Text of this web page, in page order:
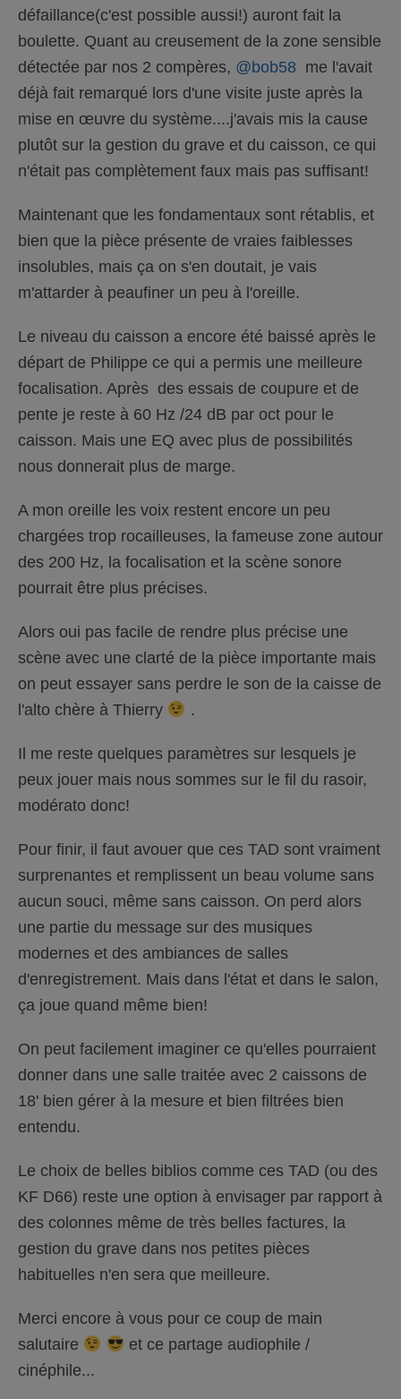
défaillance(c'est possible aussi!) auront fait la
boulette. Quant au creusement de la zone sensible
détectée par nos 2 compères, @bob58 me l'avait
déjà fait remarqué lors d'une visite juste après la
mise en œuvre du système....j'avais mis la cause
plutôt sur la gestion du grave et du caisson, ce qui
n'était pas complètement faux mais pas suffisant!
Maintenant que les fondamentaux sont rétablis, et
bien que la pièce présente de vraies faiblesses
insolubles, mais ça on s'en doutait, je vais
m'attarder à peaufiner un peu à l'oreille.
Le niveau du caisson a encore été baissé après le
départ de Philippe ce qui a permis une meilleure
focalisation. Après des essais de coupure et de
pente je reste à 60 Hz /24 dB par oct pour le
caisson. Mais une EQ avec plus de possibilités
nous donnerait plus de marge.
A mon oreille les voix restent encore un peu
chargées trop rocailleuses, la fameuse zone autour
des 200 Hz, la focalisation et la scène sonore
pourrait être plus précises.
Alors oui pas facile de rendre plus précise une
scène avec une clarté de la pièce importante mais
on peut essayer sans perdre le son de la caisse de
l'alto chère à Thierry
.
Il me reste quelques paramètres sur lesquels je
peux jouer mais nous sommes sur le fil du rasoir,
modérato donc!
Pour finir, il faut avouer que ces TAD sont vraiment
surprenantes et remplissent un beau volume sans
aucun souci, même sans caisson. On perd alors
une partie du message sur des musiques
modernes et des ambiances de salles
d'enregistrement. Mais dans l'état et dans le salon,
ça joue quand même bien!
On peut facilement imaginer ce qu'elles pourraient
donner dans une salle traitée avec 2 caissons de
18' bien gérer à la mesure et bien filtrées bien
entendu.
Le choix de belles biblios comme ces TAD (ou des
KF D66) reste une option à envisager par rapport à
des colonnes même de très belles factures, la
gestion du grave dans nos petites pièces
habituelles n'en sera que meilleure.
Merci encore à vous pour ce coup de main
salutaire
et ce partage audiophile /
cinéphile...